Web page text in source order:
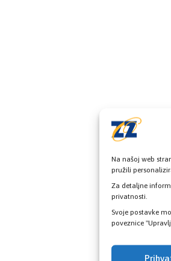
Na našoj web
pružili
Za detaljne
privatnosti.
Svoje postavke
poveznice